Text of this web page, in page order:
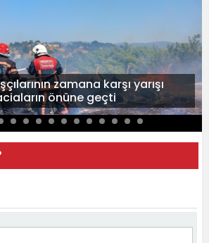
zamana karşı yarışı
önüne geçti